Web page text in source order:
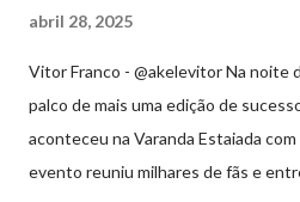
abril 28, 2025
Vitor Franco - @akelevitor Na noite
palco de mais uma edição de
aconteceu na Varanda Estaiada
evento reuniu milhares de fãs e